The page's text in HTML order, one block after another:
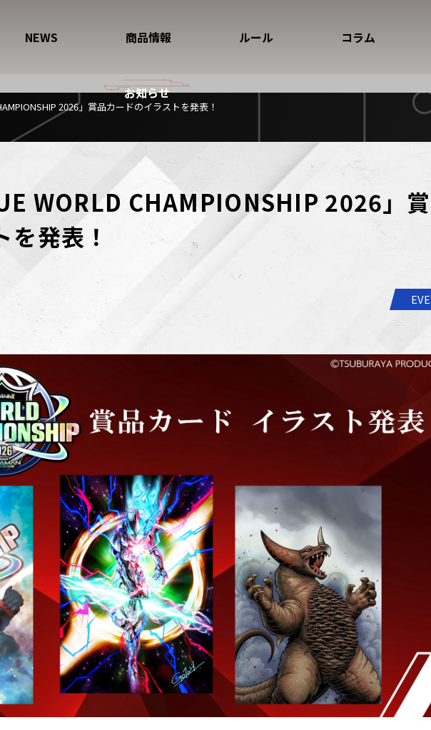
NEWS 商品情報 ルール コラム
お知らせ
2026」賞品カードのイラストを発表！
WORLD CHAMPIONSHIP 2026」
発表！